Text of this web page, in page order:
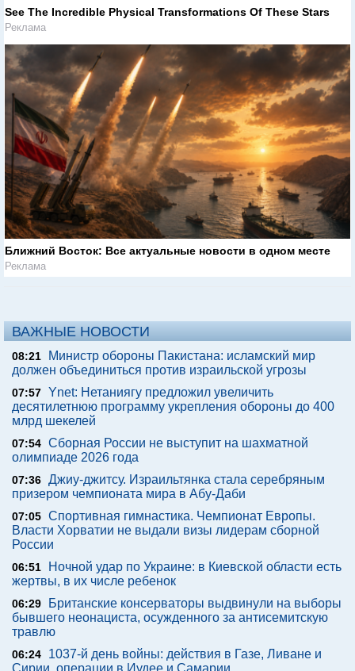
See The Incredible Physical Transformations Of These Stars
Реклама
Ближний Восток: Все актуальные новости в одном месте
Реклама
ВАЖНЫЕ НОВОСТИ
08:21
Министр обороны Пакистана: исламский мир
должен объединиться против израильской угрозы
07:57 Ynet: Нетаниягу предложил увеличить
десятилетнюю программу укрепления обороны до 400
млрд шекелей
07:54 Сборная России не выступит на шахматной
олимпиаде 2026 года
07:36 Джиу-джитсу. Израильтянка стала серебряным
призером чемпионата мира в Абу-Даби
07:05 Спортивная гимнастика. Чемпионат Европы.
Власти Хорватии не выдали визы лидерам сборной
России
06:51
Ночной удар по Украине: в Киевской области есть
жертвы, в их числе ребенок
06:29
Британские консерваторы выдвинули на выборы
бывшего неонациста, осужденного за антисемитскую
травлю
06:24
1037-й день войны: действия в Газе, Ливане и